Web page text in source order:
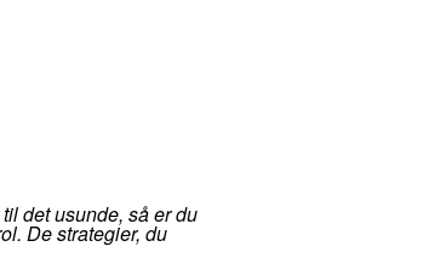
det usunde, så er du
De strategier, du